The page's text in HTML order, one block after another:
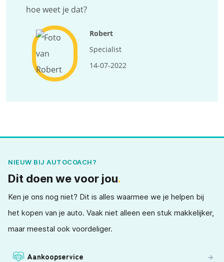
hoe weet je dat?
Robert
Specialist
14-07-2022
NIEUW BIJ AUTOCOACH?
Dit doen we voor jou.
Ken je ons nog niet? Dit is alles waarmee we je helpen bij
het kopen van je auto. Vaak niet alleen een stuk makkelijker,
maar meestal ook voordeliger.
Aankoopservice